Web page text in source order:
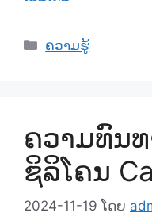
ຫມວດ
ຄວາມຮູ້
ຄວາມທົນ
ຊິລິໂຄນ
2024-11-19 ໂດຍ